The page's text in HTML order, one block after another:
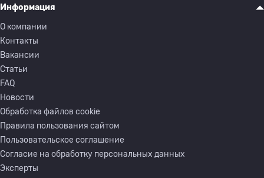
Информация
О компании
Контакты
Вакансии
Статьи
FAQ
Новости
Обработка файлов cookie
Правила пользования сайтом
Пользовательское соглашение
Согласие на обработку персональных данных
Эксперты